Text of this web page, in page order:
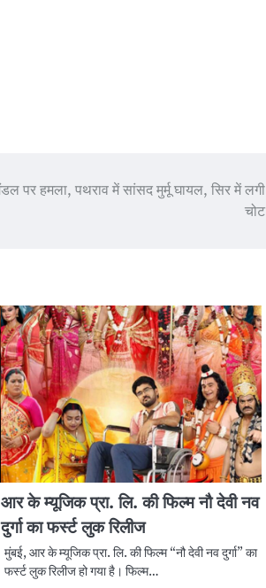
पर हमला, पथराव में सांसद मुर्मू घायल, सिर में लगी
चोट
आर के म्यूजिक प्रा. लि. की फिल्म नौ देवी नव
दुर्गा का फर्स्ट लुक रिलीज
मुंबई, आर के म्यूजिक प्रा. लि. की फिल्म “नौ देवी नव दुर्गा” का
फर्स्ट लुक रिलीज हो गया है। फिल्म…